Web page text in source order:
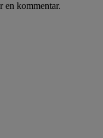
en kommentar.